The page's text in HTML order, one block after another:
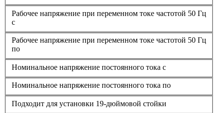
Рабочее напряжение при переменном токе частотой 50 Гц
с
Рабочее напряжение при переменном токе частотой 50 Гц
по
Номинальное напряжение постоянного тока с
Номинальное напряжение постоянного тока по
Подходит для установки 19-дюймовой стойки